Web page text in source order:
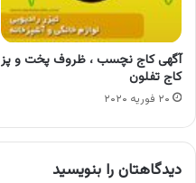
آگهی کاج نچسب ، ظروف پخت و پز
کاج تفلون
۲۰ فوریه ۲۰۲۰
دیدگاهتان را بنویسید